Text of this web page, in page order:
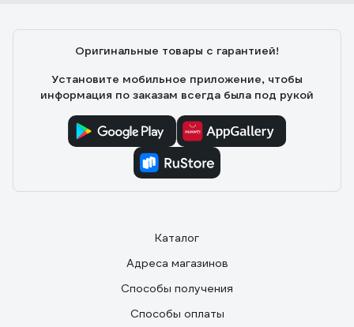
Оригинальные товары с гарантией!
Установите мобильное приложение, чтобы
информация по заказам всегда была под рукой
Каталог
Адреса магазинов
Способы получения
Способы оплаты